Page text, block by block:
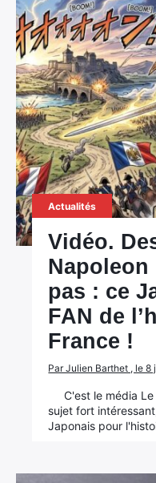
Actualités
Vidéo.
Napoleon
pas : ce
FAN de
France !
Par Julien Barthet , le 8
C'est le média
sujet fort
Japonais pour